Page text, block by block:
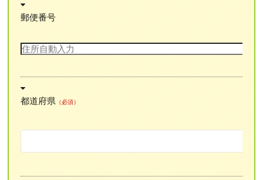
郵便番号
都道府県 （必須）